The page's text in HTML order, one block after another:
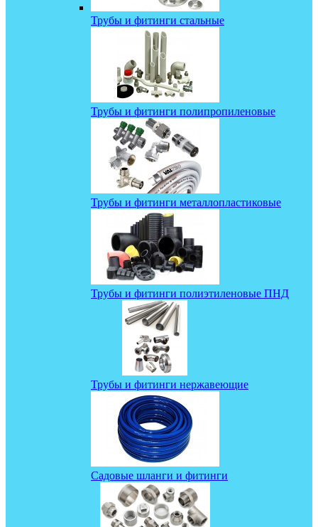
Трубы и фитинги стальные
Трубы и фитинги полипропиленовые
Трубы и фитинги металлопластиковые
Трубы и фитинги полиэтиленовые ПНД
Трубы и фитинги нержавеющие
Садовые шланги и фитинги